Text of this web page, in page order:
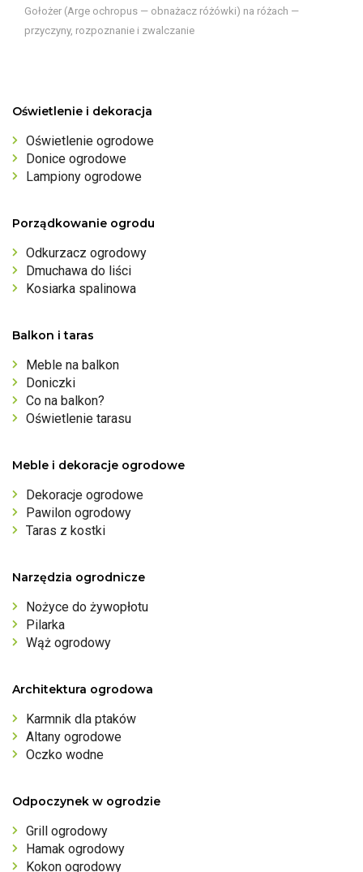
Gołożer (Arge ochropus — obnażacz różówki) na różach —
przyczyny, rozpoznanie i zwalczanie
Oświetlenie i dekoracja
Oświetlenie ogrodowe
Donice ogrodowe
Lampiony ogrodowe
Porządkowanie ogrodu
Odkurzacz ogrodowy
Dmuchawa do liści
Kosiarka spalinowa
Balkon i taras
Meble na balkon
Doniczki
Co na balkon?
Oświetlenie tarasu
Meble i dekoracje ogrodowe
Dekoracje ogrodowe
Pawilon ogrodowy
Taras z kostki
Narzędzia ogrodnicze
Nożyce do żywopłotu
Pilarka
Wąż ogrodowy
Architektura ogrodowa
Karmnik dla ptaków
Altany ogrodowe
Oczko wodne
Odpoczynek w ogrodzie
Grill ogrodowy
Hamak ogrodowy
Kokon ogrodowy